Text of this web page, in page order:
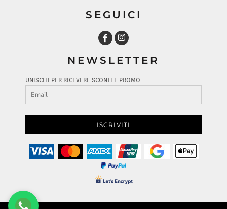
SEGUICI
NEWSLETTER
UNISCITI PER RICEVERE SCONTI E PROMO
ISCRIVITI